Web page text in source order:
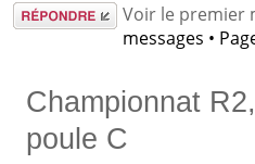
Répondre Voir le premier
messages •
Championnat R2,
poule C